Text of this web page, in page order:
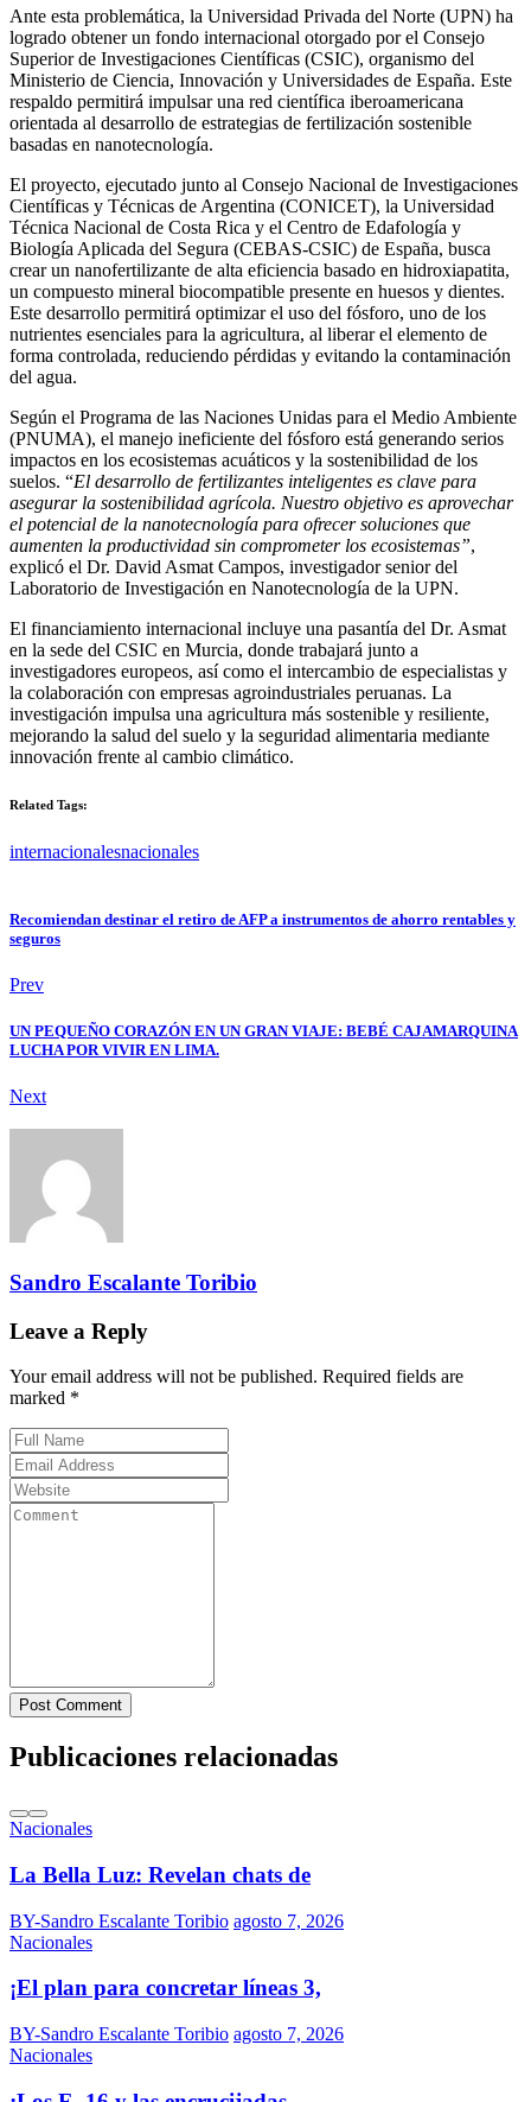
Ante esta problemática, la Universidad Privada del Norte (UPN) ha
logrado obtener un fondo internacional otorgado por el Consejo
Superior de Investigaciones Científicas (CSIC), organismo del
Ministerio de Ciencia, Innovación y Universidades de España. Este
respaldo permitirá impulsar una red científica iberoamericana
orientada al desarrollo de estrategias de fertilización sostenible
basadas en nanotecnología.
El proyecto, ejecutado junto al Consejo Nacional de Investigaciones
Científicas y Técnicas de Argentina (CONICET), la Universidad
Técnica Nacional de Costa Rica y el Centro de Edafología y
Biología Aplicada del Segura (CEBAS-CSIC) de España, busca
crear un nanofertilizante de alta eficiencia basado en hidroxiapatita,
un compuesto mineral biocompatible presente en huesos y dientes.
Este desarrollo permitirá optimizar el uso del fósforo, uno de los
nutrientes esenciales para la agricultura, al liberar el elemento de
forma controlada, reduciendo pérdidas y evitando la contaminación
del agua.
Según el Programa de las Naciones Unidas para el Medio Ambiente
(PNUMA), el manejo ineficiente del fósforo está generando serios
impactos en los ecosistemas acuáticos y la sostenibilidad de los
suelos. “El desarrollo de fertilizantes inteligentes es clave para
asegurar la sostenibilidad agrícola. Nuestro objetivo es aprovechar
el potencial de la nanotecnología para ofrecer soluciones que
aumenten la productividad sin comprometer los ecosistemas”,
explicó el Dr. David Asmat Campos, investigador senior del
Laboratorio de Investigación en Nanotecnología de la UPN.
El financiamiento internacional incluye una pasantía del Dr. Asmat
en la sede del CSIC en Murcia, donde trabajará junto a
investigadores europeos, así como el intercambio de especialistas y
la colaboración con empresas agroindustriales peruanas. La
investigación impulsa una agricultura más sostenible y resiliente,
mejorando la salud del suelo y la seguridad alimentaria mediante
innovación frente al cambio climático.
Related Tags:
internacionalesnacionales
Recomiendan destinar el retiro de AFP a instrumentos de ahorro rentables y
seguros
Prev
UN PEQUEÑO CORAZÓN EN UN GRAN VIAJE: BEBÉ CAJAMARQUINA
LUCHA POR VIVIR EN LIMA.
Next
Sandro Escalante Toribio
Leave a Reply
Your email address will not be published. Required fields are
marked *
Post Comment
Publicaciones relacionadas
Nacionales
La Bella Luz: Revelan chats de
BY-Sandro Escalante Toribio agosto 7, 2026
Nacionales
¡El plan para concretar líneas 3,
BY-Sandro Escalante Toribio agosto 7, 2026
Nacionales